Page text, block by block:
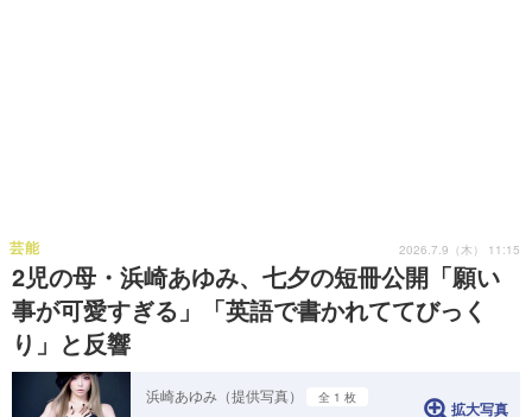
2児の母・浜崎あゆみ、七夕の短冊公開「願い
事が可愛すぎる」「英語で書かれててびっく
り」と反響
芸能 2026.7.9（木） 11:15
浜崎あゆみ（提供写真） 全 1 枚
拡大写真